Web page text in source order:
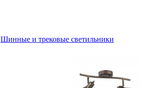
Шинные и трековые светильники